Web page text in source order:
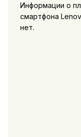
Информации о
смартфона
нет.